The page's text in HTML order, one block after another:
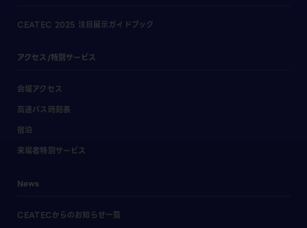
CEATEC 2025 注目展示ガイドブック
アクセス/特別サービス
会場アクセス
高速バス時刻表
宿泊
来場者特別サービス
News
CEATECからのお知らせ一覧